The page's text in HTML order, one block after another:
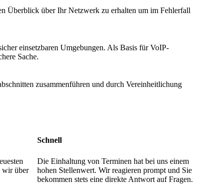
Überblick über Ihr Netzwerk zu erhalten um im Fehlerfall
einsetzbaren Umgebungen. Als Basis für VoIP-
Sache.
zusammenführen und durch Vereinheitlichung
wir über
Schnell
Die Einhaltung von Terminen hat bei uns einem
hohen Stellenwert. Wir reagieren prompt und Sie
bekommen stets eine direkte Antwort auf Fragen.